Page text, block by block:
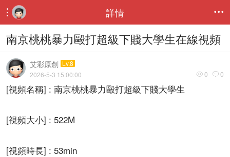
 詳情 
南京桃桃暴力毆打超級下賤大學生在線視頻
艾彩原創 Lv.8
 0  0
2026-5-3 15:00:00
[視頻名稱] : 南京桃桃暴力毆打超級下賤大學生
[視頻大小] : 522M
[視頻時長] : 53min